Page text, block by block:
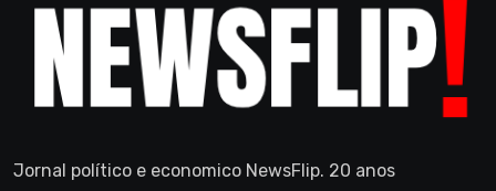
Jornal político e economico NewsFlip. 20 anos